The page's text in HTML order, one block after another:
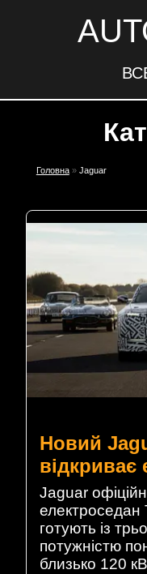
Головна» Jaguar
Новий
відкриває
Jaguar
готують із
потужністю
близько 120